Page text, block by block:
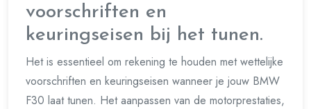
voorschriften en
keuringseisen bij het tunen.
Het is essentieel om rekening te houden met wettelijke
voorschriften en keuringseisen wanneer je jouw BMW
F30 laat tunen. Het aanpassen van de motorprestaties,